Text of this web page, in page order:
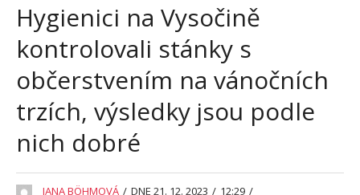
Hygienici na Vysočině
kontrolovali stánky s
občerstvením na vánočních
trzích, výsledky jsou podle
nich dobré
JANA BÖHMOVÁ / DNE 21. 12. 2023 / 12:29 /